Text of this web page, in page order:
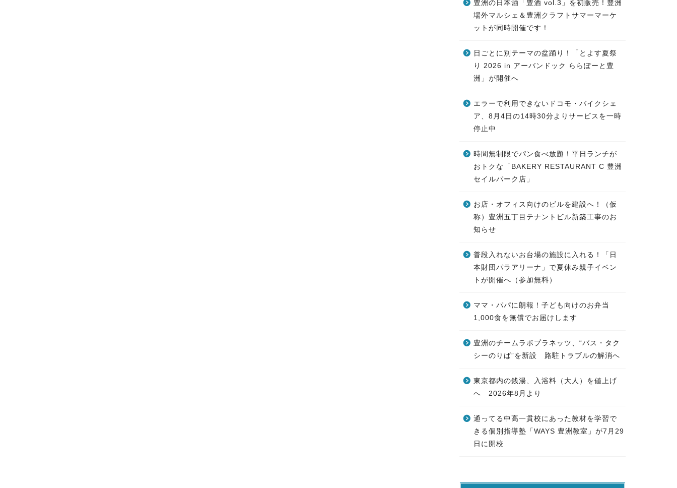
豊洲の日本酒「豊酒 vol.3」を初販売！豊洲
場外マルシェ＆豊洲クラフトサマーマーケ
ットが同時開催です！
日ごとに別テーマの盆踊り！「とよす夏祭
り 2026 in アーバンドック ららぽーと豊
洲」が開催へ
エラーで利用できないドコモ・バイクシェ
ア、8月4日の14時30分よりサービスを一時
停止中
時間無制限でパン食べ放題！平日ランチが
おトクな「BAKERY RESTAURANT C 豊洲
セイルパーク店」
お店・オフィス向けのビルを建設へ！（仮
称）豊洲五丁目テナントビル新築工事のお
知らせ
普段入れないお台場の施設に入れる！「日
本財団パラアリーナ」で夏休み親子イベン
トが開催へ（参加無料）
ママ・パパに朗報！子ども向けのお弁当
1,000食を無償でお届けします
豊洲のチームラボプラネッツ、“バス・タク
シーのりば”を新設 路駐トラブルの解消へ
東京都内の銭湯、入浴料（大人）を値上げ
へ 2026年8月より
通ってる中高一貫校にあった教材を学習で
きる個別指導塾「WAYS 豊洲教室」が7月29
日に開校